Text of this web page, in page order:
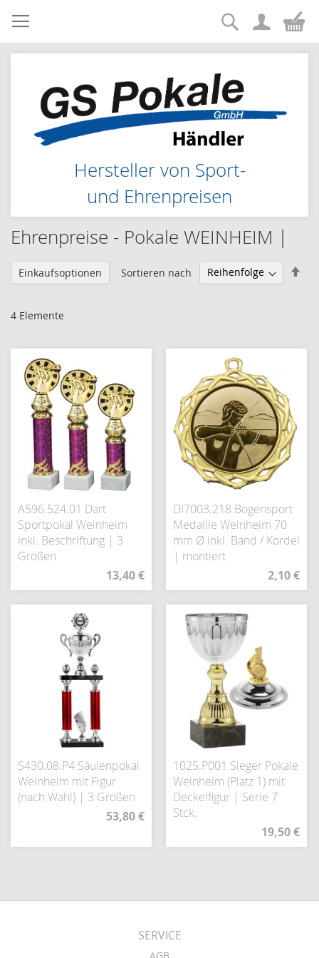
Zum
Inhalt
springen
Hersteller von Sport-
und Ehrenpreisen
Suche
Ehrenpreise - Pokale WEINHEIM |
Einkaufsoptionen
4 Elemente
Sortieren nach
A596.524.01 Dart
Sportpokal Weinheim
inkl. Beschriftung | 3
Größen
13,40 €
DI7003.218 Bogensport
Medaille Weinheim 70
mm Ø inkl. Band / Kordel
| montiert
2,10 €
S430.08.P4 Säulenpokal
Weinheim mit Figur
(nach Wahl) | 3 Größen
53,80 €
1025.P001 Sieger Pokale
Weinheim (Platz 1) mit
Deckelfigur | Serie 7
Stck.
19,50 €
SERVICE